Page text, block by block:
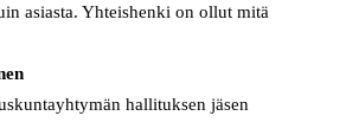
asiasta. Yhteishenki on ollut mitä
hallituksen jäsen